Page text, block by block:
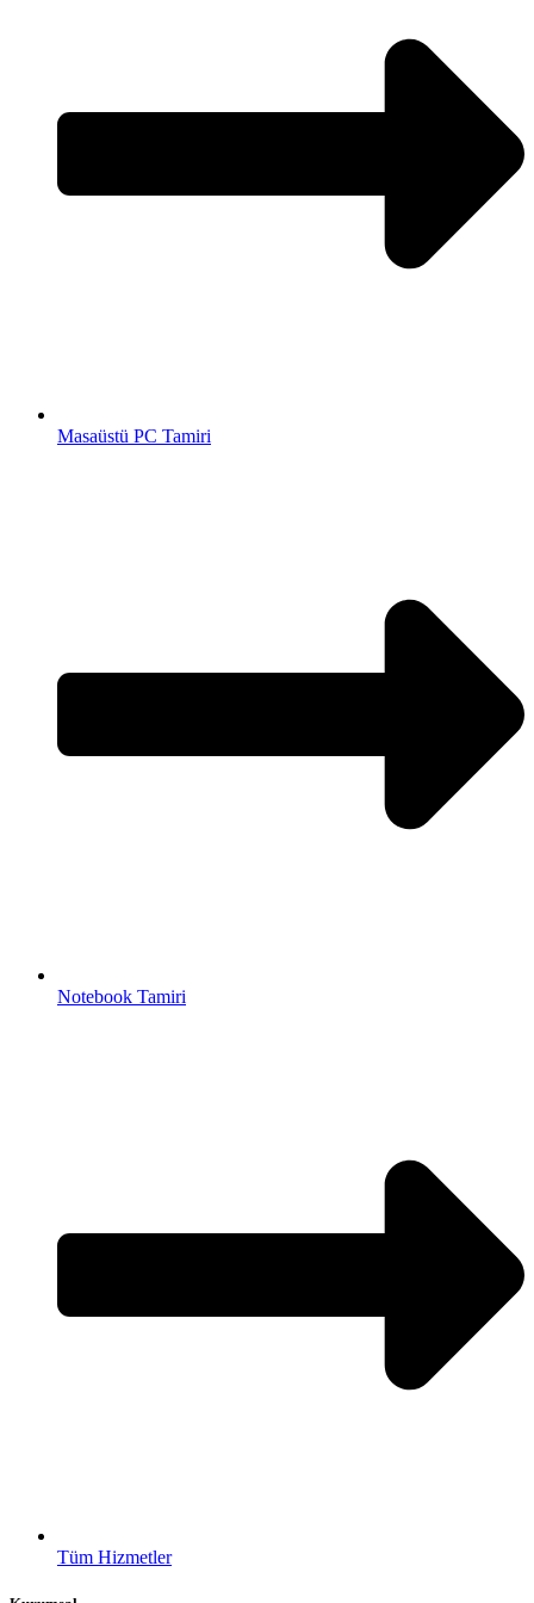
Masaüstü PC Tamiri
Notebook Tamiri
Tüm Hizmetler